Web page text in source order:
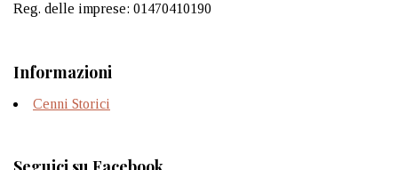
Reg. delle imprese: 01470410190
Informazioni
Cenni Storici